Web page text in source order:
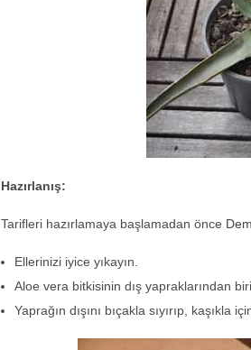
Hazırlanış:
Tarifleri hazırlamaya başlamadan önce
Ellerinizi iyice yıkayın.
Aloe vera bitkisinin dış yapraklarından
Yaprağın dışını bıçakla sıyırıp, kaşıkla